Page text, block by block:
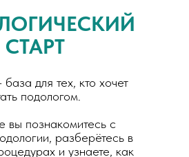
для тех, кто хочет
подологом.
вы познакомитесь с
разберётесь в
и узнаете, как
СТАРТ